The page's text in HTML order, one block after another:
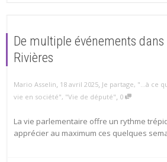
De multiple événements dans
Rivières
Mario Asselin 18 avril 2025 Je partage, "...à ce
vie en société", "Vie de député" 0
La vie parlementaire offre un rythme
apprécier au maximum ces quelques